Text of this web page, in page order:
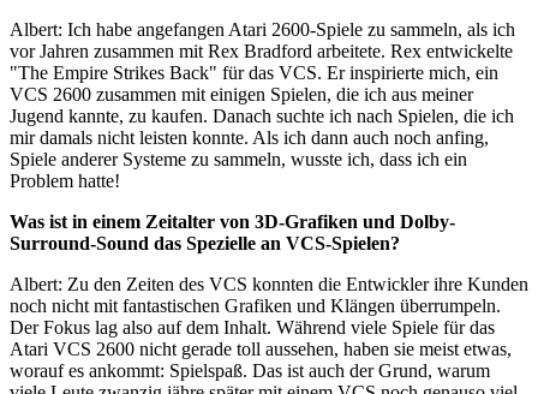
Albert: Ich habe angefangen Atari 2600-Spiele zu sammeln, als ich
vor Jahren zusammen mit Rex Bradford arbeitete. Rex entwickelte
"The Empire Strikes Back" für das VCS. Er inspirierte mich, ein
VCS 2600 zusammen mit einigen Spielen, die ich aus meiner
Jugend kannte, zu kaufen. Danach suchte ich nach Spielen, die ich
mir damals nicht leisten konnte. Als ich dann auch noch anfing,
Spiele anderer Systeme zu sammeln, wusste ich, dass ich ein
Problem hatte!
Was ist in einem Zeitalter von 3D-Grafiken und Dolby-
Surround-Sound das Spezielle an VCS-Spielen?
Albert: Zu den Zeiten des VCS konnten die Entwickler ihre Kunden
noch nicht mit fantastischen Grafiken und Klängen überrumpeln.
Der Fokus lag also auf dem Inhalt. Während viele Spiele für das
Atari VCS 2600 nicht gerade toll aussehen, haben sie meist etwas,
worauf es ankommt: Spielspaß. Das ist auch der Grund, warum